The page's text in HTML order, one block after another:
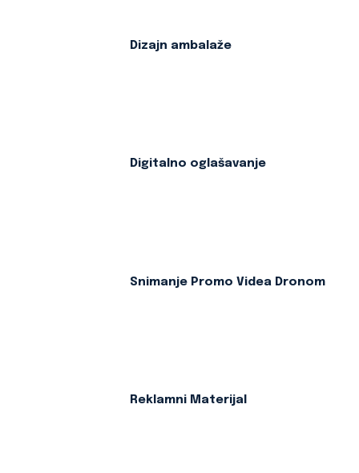
Dizajn ambalaže
Digitalno oglašavanje
Snimanje Promo Videa Dronom
Reklamni Materijal